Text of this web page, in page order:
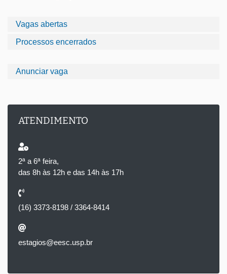
Vagas abertas
Processos encerrados
Anunciar vaga
ATENDIMENTO
2ª a 6ª feira,
das 8h às 12h e das 14h às 17h
(16) 3373-8198 / 3364-8414
estagios@eesc.usp.br